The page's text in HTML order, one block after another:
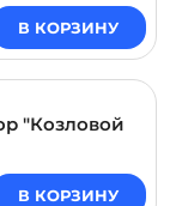
В КОРЗИНУ
"Козловой
В КОРЗИНУ